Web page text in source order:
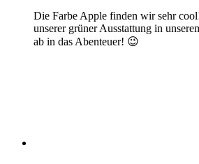
Die Farbe Apple finden wir sehr
unserer grüner Ausstattung in
ab in das Abenteuer! 😉